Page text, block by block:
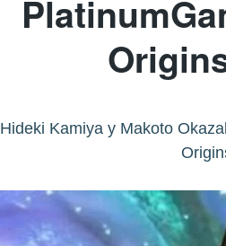
Hideki Kamiya y Makoto